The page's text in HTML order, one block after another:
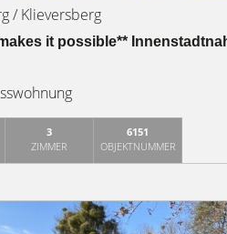
/ Klieversberg
it possible**
3
ZIMMER
6151
OBJEKTNUMMER